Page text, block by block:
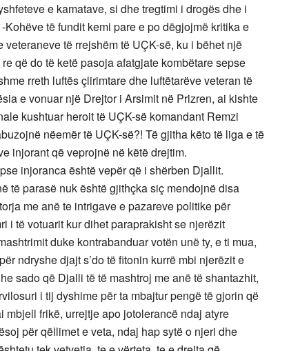
e kamatave, si dhe tregtimi i drogës dhe i
të fundit kemi pare e po dëgjojmë kritika e
të rrejshëm të UÇK-së, ku i bëhet një
që do të ketë pasoja afatgjate kombëtare sepse
rreth luftës çlirimtare dhe luftëtarëve veteran të
e vonuar një Drejtor i Arsimit në Prizren, ai kishte
kushtuar heroit të UÇK-së komandant Remzi
nëemër të UÇK-së?! Të gjitha këto të liga e të
injorant që veprojnë në këtë drejtim.
injoranca është vepër që i shërben Djallit.
të parasë nuk është gjithçka siç mendojnë disa
me anë te intrigave e pazareve politike për
i të votuarit kur dihet paraprakisht se njerëzit
duke kontrabanduar votën unë ty, e ti mua,
ndryshe djajt s’do të fitonin kurrë mbi njerëzit e
sado që Djalli të të mashtroj me anë të shantazhit,
i tij dyshime për ta mbajtur pengë të gjorin që
mbjell frikë, urrejtje apo jotolerancë ndaj atyre
për qëllimet e veta, ndaj hap sytë o njeri dhe